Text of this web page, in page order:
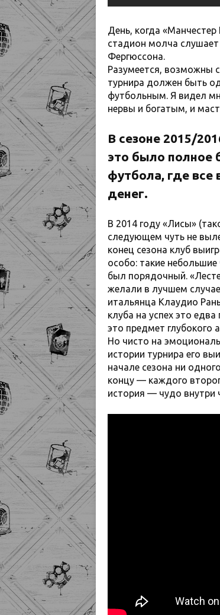
День, когда
стадион молча слушает
Фергюссона.
Разумеется, возможны
турнира должен быть
футбольным. Я видел
нервы и богатым, и
В сезоне 2015/
это было полное
футбола, где все
денег.
В 2014 году «Лисы»
следующем чуть не
конец сезона клуб
особо: такие
был порядочный.
желали в лучшем
итальянца Клаудио
клуба на успех это
это предмет глубокого
Но чисто на
истории турнира его
начале сезона ни
концу — каждого
история — чудо внутри